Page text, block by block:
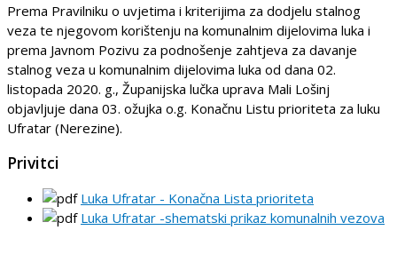
Prema Pravilniku o uvjetima i kriterijima za dodjelu stalnog
veza te njegovom korištenju na komunalnim dijelovima luka i
prema Javnom Pozivu za podnošenje zahtjeva za davanje
stalnog veza u komunalnim dijelovima luka od dana 02.
listopada 2020. g., Županijska lučka uprava Mali Lošinj
objavljuje dana 03. ožujka o.g. Konačnu Listu prioriteta za luku
Ufratar (Nerezine).
Privitci
Luka Ufratar - Konačna Lista prioriteta
Luka Ufratar -shematski prikaz komunalnih vezova